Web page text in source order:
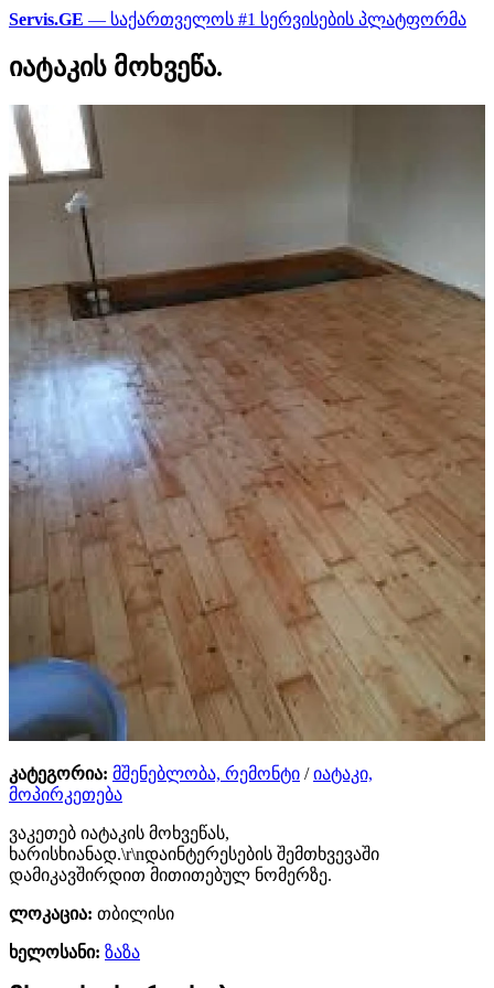
Servis.GE — საქართველოს #1 სერვისების პლატფორმა
იატაკის მოხვეწა.
კატეგორია: მშენებლობა, რემონტი /იატაკი,
მოპირკეთება
ვაკეთებ იატაკის მოხვეწას,
ხარისხიანად.\r\nდაინტერესების შემთხვევაში
დამიკავშირდით მითითებულ ნომერზე.
ლოკაცია: თბილისი
ხელოსანი: ზაზა